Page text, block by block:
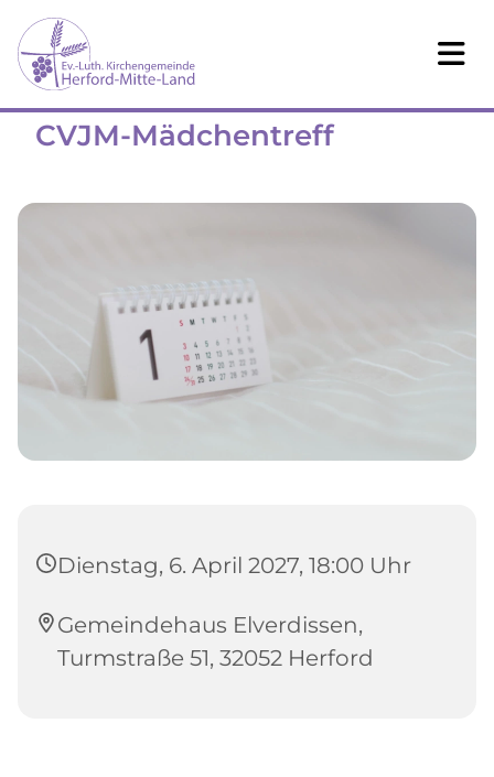
CVJM-Mädchentreff
Dienstag, 6. April 2027, 18:00 Uhr
Gemeindehaus Elverdissen,
Turmstraße 51, 32052 Herford